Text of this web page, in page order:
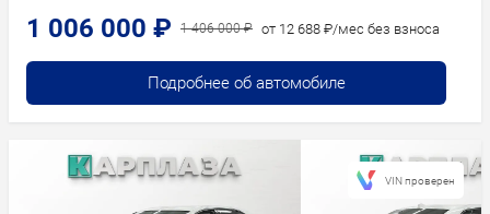
1 006 000 ₽ 1 406 000 ₽ от 12 688 ₽/мес без взноса
Подробнее об автомобиле
VIN проверен